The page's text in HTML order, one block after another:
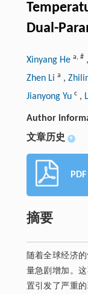
Dual-
Xinyang He a, #,
Zhen Li a ,
Jianyong Yu c,
Author
文章历史 +
摘要
随着全球经济
量急剧增加。
置引发了严重